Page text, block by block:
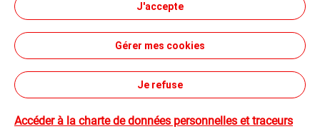
Conditions générales d'utilisation
Données personnelles et cookies
Conditions générales de vente
©TotalEnergies - 2023
J'accepte
Gérer mes cookies
Je refuse
Accéder à la charte de données personnelles et traceurs